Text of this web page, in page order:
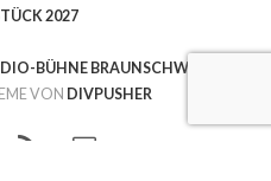
2027
BÜHNE BRAUNSCHWEIG E.V.
VON DIVPUSHER